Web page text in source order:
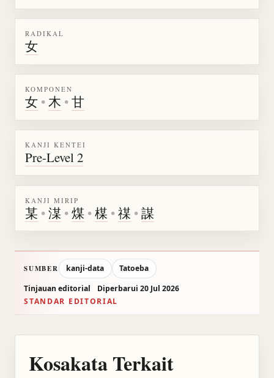
RADIKAL
女
KOMPONEN
女 •木 •甘
KANJI KENTEI
Pre-Level 2
KANJI MIRIP
某 •湈 •煤 •楳 •禖 •謀
SUMBER kanji-data
Tatoeba
Tinjauan editorial
Diperbarui 20 Jul 2026
STANDAR EDITORIAL
Kosakata Terkait